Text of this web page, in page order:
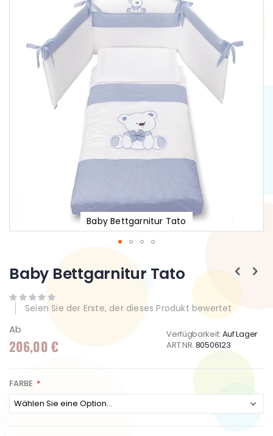
Baby Bettgarnitur Tato
Anfang
der
springen
Baby Bettgarnitur Tato
Seien Sie der Erste, der dieses Produkt bewertet
Ab
206,00 €
Verfügbarkeit: Auf Lager
ART.NR. 80506123
FARBE